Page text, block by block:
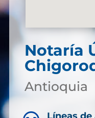
Notaría
Antioquia